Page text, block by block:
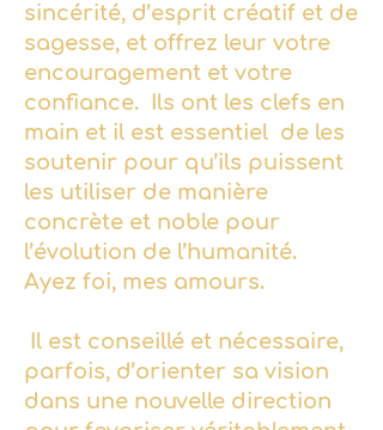
sincérité, d’esprit créatif et de
sagesse, et offrez leur votre
encouragement et votre
confiance. Ils ont les clefs en
main et il est essentiel de les
soutenir pour qu’ils puissent
les utiliser de manière
concrète et noble pour
l’évolution de l’humanité.
Ayez foi, mes amours.
Il est conseillé et nécessaire,
parfois, d’orienter sa vision
dans une nouvelle direction